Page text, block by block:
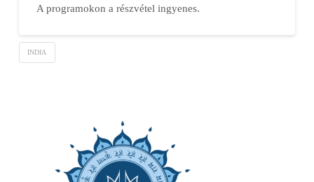
A programokon a részvétel ingyenes.
INDIA